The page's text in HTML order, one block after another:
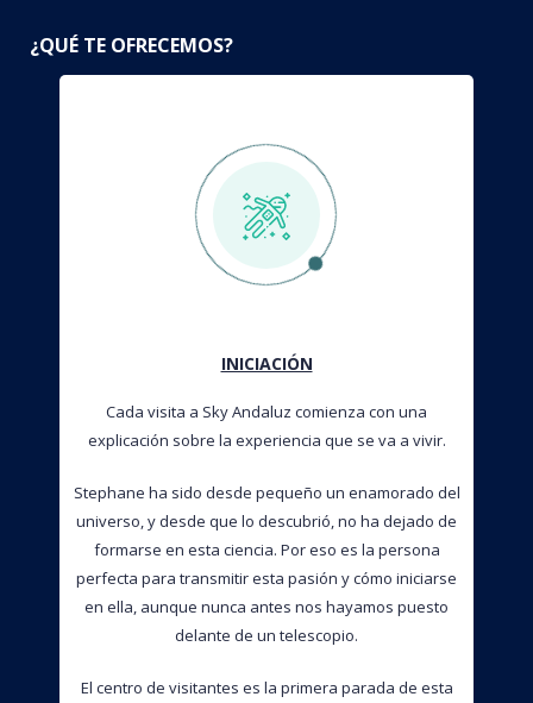
¿QUÉ TE OFRECEMOS?
INICIACIÓN
Cada visita a Sky Andaluz comienza con una
explicación sobre la experiencia que se va a vivir.
Stephane ha sido desde pequeño un enamorado del
universo, y desde que lo descubrió, no ha dejado de
formarse en esta ciencia. Por eso es la persona
perfecta para transmitir esta pasión y cómo iniciarse
en ella, aunque nunca antes nos hayamos puesto
delante de un telescopio.
El centro de visitantes es la primera parada de esta